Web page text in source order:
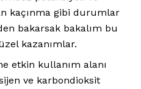
kaçınma gibi durumlar
bakarsak bakalım bu
kazanımlar.
etkin kullanım alanı
ve karbondioksit